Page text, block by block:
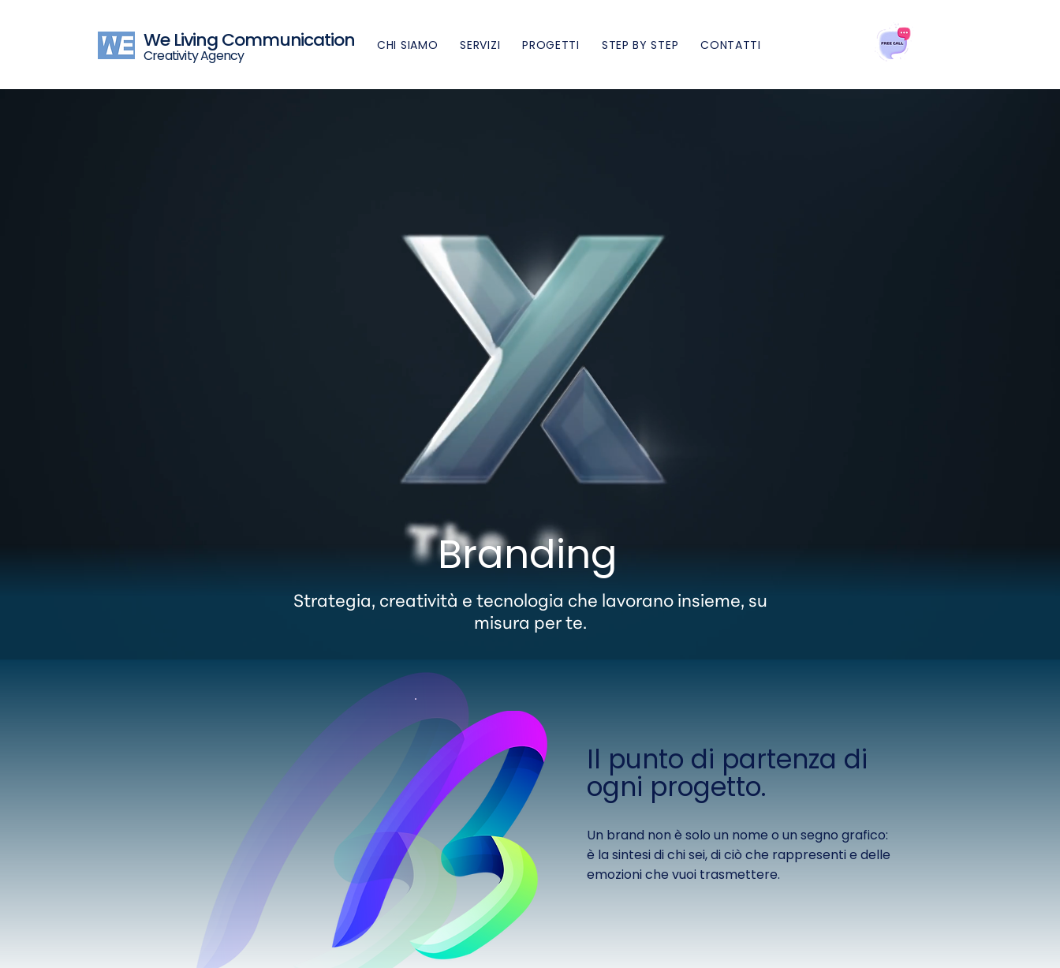
We Living Communication
Creativity Agency
CHI SIAMO SERVIZI PROGETTI STEP BY STEP CONTATTI
Branding
Strategia, creatività e tecnologia che lavorano insieme, su
misura per te.
Il punto di partenza di
ogni progetto.
Un brand non è solo un nome o un segno grafico:
è la sintesi di chi sei, di ciò che rappresenti e delle
emozioni che vuoi trasmettere.